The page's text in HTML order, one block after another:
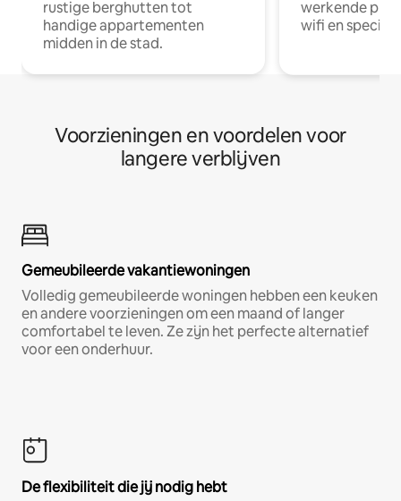
rustige berghutten tot
handige appartementen
midden in de stad.
werkende
wifi en
Voorzieningen en voordelen voor
langere verblijven
Gemeubileerde vakantiewoningen
Volledig gemeubileerde woningen hebben een keuken
en andere voorzieningen om een maand of langer
comfortabel te leven. Ze zijn het perfecte alternatief
voor een onderhuur.
De flexibiliteit die jij nodig hebt